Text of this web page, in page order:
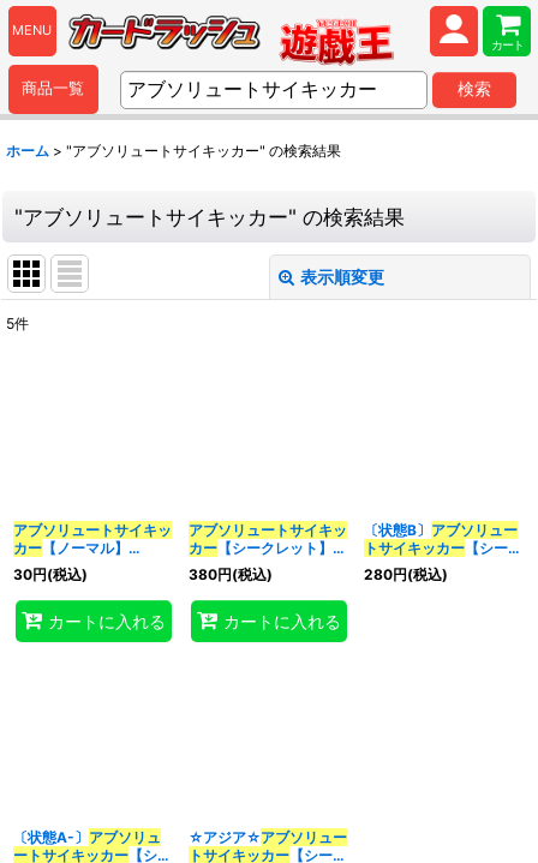
MENU
カート
商品一覧 検索
ホーム > "アブソリュートサイキッカー" の検索結果
"アブソリュートサイキッカー" の検索結果
表示順変更
カテゴリ:
特集:
5件
アブソリュートサイキッ
カー 【ノーマル】
{DUAD-JP034}《融
合》
30円(税込)
カートに入れる
アブソリュートサイキッ
カー【シークレット】
{DUAD-JP034}《融
合》
380円(税込)
カートに入れる
〔状態B〕 アブソリュー
トサイキッカー【シーク
レット】{DUAD-
JP034}《融合》
280円(税込)
〔状態A-〕 アブソリュ
ートサイキッカー 【シー
☆アジア☆アブソリュー
トサイキッカー【シーク